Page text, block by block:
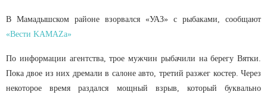
В Мамадышском районе взорвался «УАЗ» с рыбаками, сообщают
«Вести KAMAZа»
По информации агентства, трое мужчин рыбачили на берегу Вятки.
Пока двое из них дремали в салоне авто, третий разжег костер. Через
некоторое время раздался мощный взрыв, который буквально